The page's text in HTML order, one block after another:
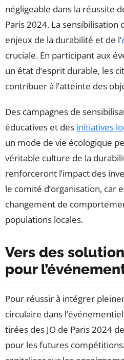
négligeable dans la réussite
Paris 2024. La sensibilisation
enjeux de la durabilité et de l’
cruciale. En participant aux
un état d’esprit durable, les
contribuer à l’atteinte des
Des campagnes de
éducatives et des initiatives
un mode de vie écologique
véritable culture de la
renforceront l’impact des
le comité d’organisation, car
changement de
populations locales.
Vers des
pour
Pour réussir à intégrer
circulaire dans
tirées des JO de Paris 2024
pour les futures